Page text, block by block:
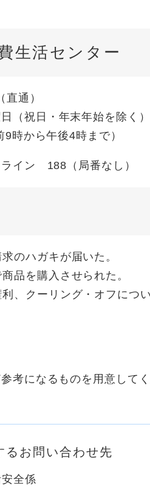
生活センター
通）
（祝日・年末年始を除く
から午後4時まで）​
イン 188（局番なし）
のハガキが届いた。
品を購入させられた。
、クーリング・オフにつ
考になるものを用意してく
るお問い合わせ先
全係